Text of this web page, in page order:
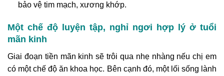
bảo vệ tim mạch, xương khớp.
Một chế độ luyện tập, nghỉ ngơi hợp lý ở tuổi
mãn kinh
Giai đoạn tiền mãn kinh sẽ trôi qua nhẹ nhàng nếu chị em
có một chế độ ăn khoa học. Bên cạnh đó, một lối sống lành